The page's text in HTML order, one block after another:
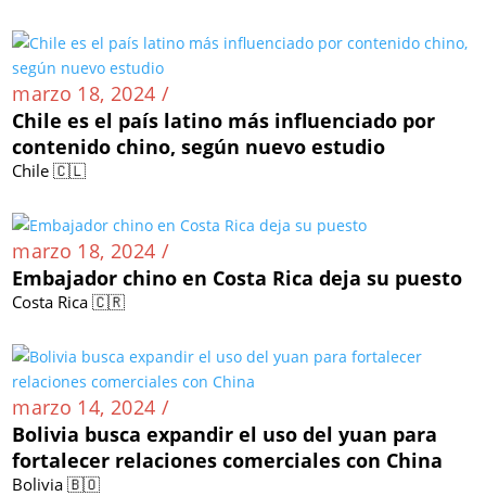
marzo 18, 2024 /
Chile es el país latino más influenciado por
contenido chino, según nuevo estudio
Chile 🇨🇱
marzo 18, 2024 /
Embajador chino en Costa Rica deja su puesto
Costa Rica 🇨🇷
marzo 14, 2024 /
Bolivia busca expandir el uso del yuan para
fortalecer relaciones comerciales con China
Bolivia 🇧🇴